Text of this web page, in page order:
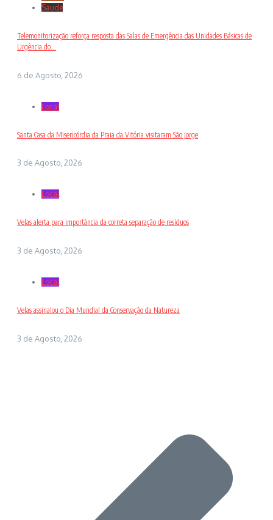
Saude
Telemonitorização reforça resposta das Salas de Emergência das Unidades Básicas de
Urgência do...
6 de Agosto, 2026
Local
Santa Casa da Misericórdia da Praia da Vitória visitaram São Jorge
3 de Agosto, 2026
Local
Velas alerta para importância da correta separação de resíduos
3 de Agosto, 2026
Local
Velas assinalou o Dia Mundial da Conservação da Natureza
3 de Agosto, 2026